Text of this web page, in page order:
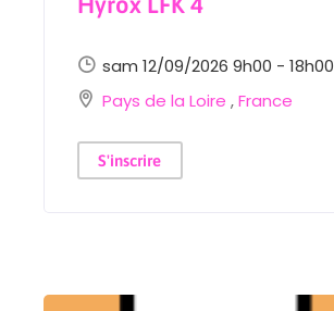
sam 12/09/2026 9h00 - 18h00
Pays de la Loire ,France
S'inscrire